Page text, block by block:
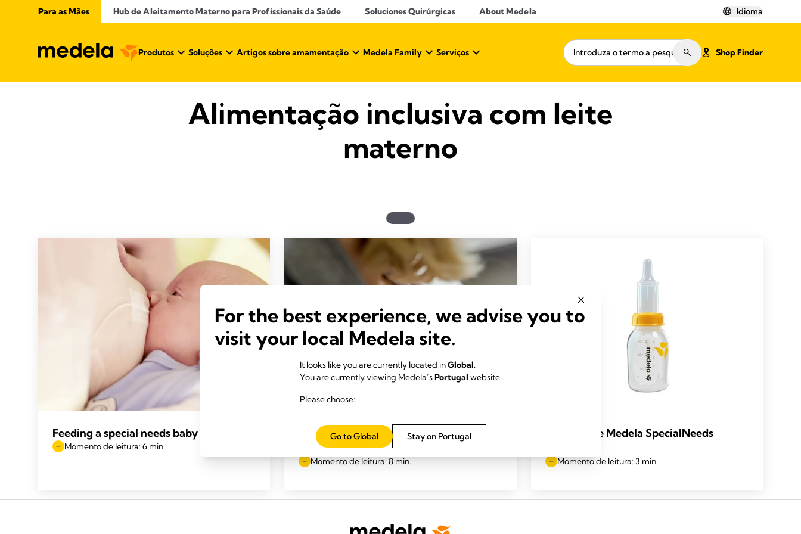
Para as Mães Hub de Aleitamento Materno para Profissionais da Saúde​ Soluciones Quirúrgicas About Medela Idioma
Produtos Soluções Artigos sobre amamentação​ Medela Family Serviços Shop Finder
Alimentação inclusiva com leite
materno
Feeding a special needs baby
Momento de leitura: 6 min.
Feeding your premature baby breast
milk
Momento de leitura: 8 min.
What is the Medela SpecialNeeds
Momento de leitura: 3 min.
For the best experience, we advise you to
visit your local Medela site.
It looks like you are currently located inGlobal.
You are currently viewing Medela’sPortugal website.
Please choose:
Stay on Portugal
Go to Global